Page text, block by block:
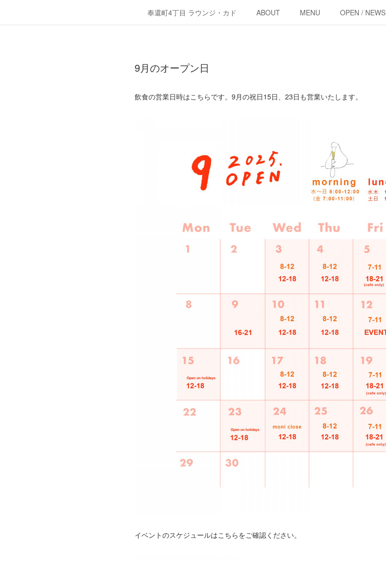
奉還町4丁目 ラウンジ・カド ABOUT MENU OPEN / NEWS
9月のオープン日
飲食の営業日時はこちらです。9月の祝日15日、23日も営業いたします。
イベントのスケジュールはこちらをご確認ください。